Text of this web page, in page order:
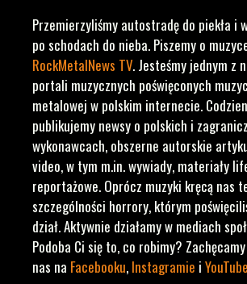
Przemierzyliśmy autostradę do piekła i
po schodach do nieba. Piszemy o
RockMetalNews TV. Jesteśmy jednym z
portali muzycznych poświęconych
metalowej w polskim internecie.
publikujemy newsy o polskich i
wykonawcach, obszerne autorskie
video, w tym m.in. wywiady, materiały
reportażowe. Oprócz muzyki kręcą nas
szczególności horrory, którym
dział. Aktywnie działamy w mediach
Podoba Ci się to, co robimy?
nas na Facebooku, Instagramie i YouTube